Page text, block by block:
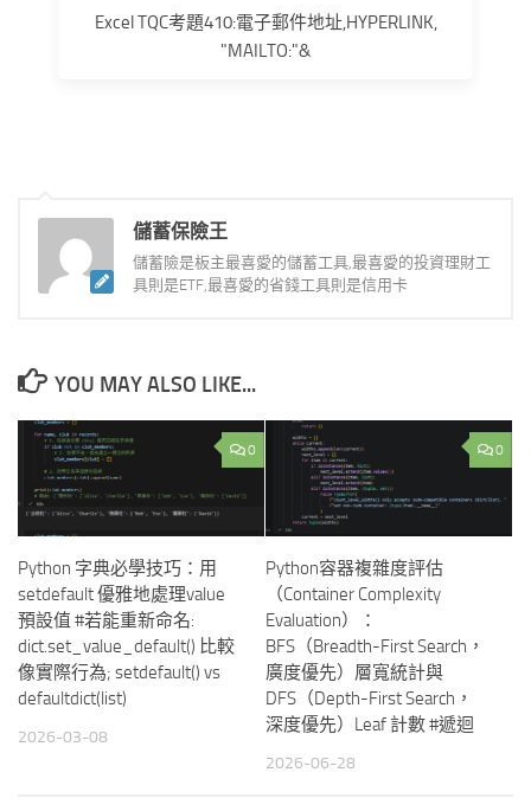
Excel TQC考題410:電子郵件地址,HYPERLINK,
"MAILTO:"&
儲蓄保險王
儲蓄險是板主最喜愛的儲蓄工具,最喜愛的投資理財工
具則是ETF,最喜愛的省錢工具則是信用卡
YOU MAY ALSO LIKE...
0
Python 字典必學技巧：用
setdefault 優雅地處理value
預設值 #若能重新命名:
dict.set_value_default() 比較
像實際行為; setdefault() vs
defaultdict(list)
2026-03-08
0
Python容器複雜度評估
（Container Complexity
Evaluation）：
BFS（Breadth-First Search，
廣度優先）層寬統計與
DFS（Depth-First Search，
深度優先）Leaf 計數 #遞迴
2026-06-28